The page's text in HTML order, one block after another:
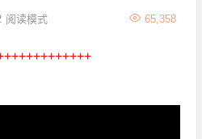
65,358
阅读模式